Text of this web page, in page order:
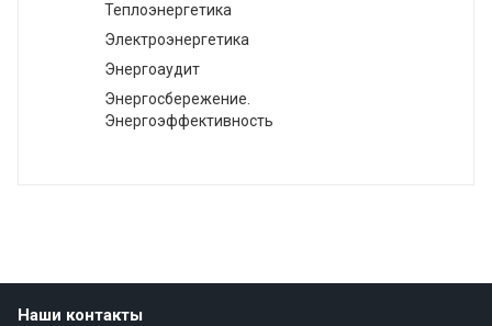
Теплоэнергетика
Электроэнергетика
Энергоаудит
Энергосбережение.
Энергоэффективность
Наши контакты